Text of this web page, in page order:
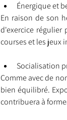
Énergique et
En raison de son
d'exercice régulier
courses et les jeux
Socialisation
Comme avec de
bien équilibré.
contribuera à